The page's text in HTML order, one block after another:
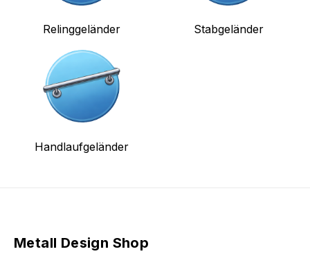
Relinggeländer Stabgeländer
Handlaufgeländer
Metall Design Shop